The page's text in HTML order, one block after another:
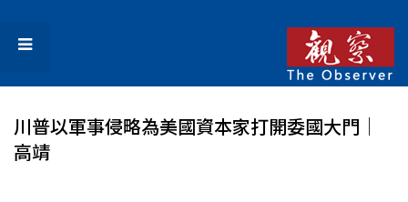
川普以軍事侵略為美國資本家打開委國大門│
高靖